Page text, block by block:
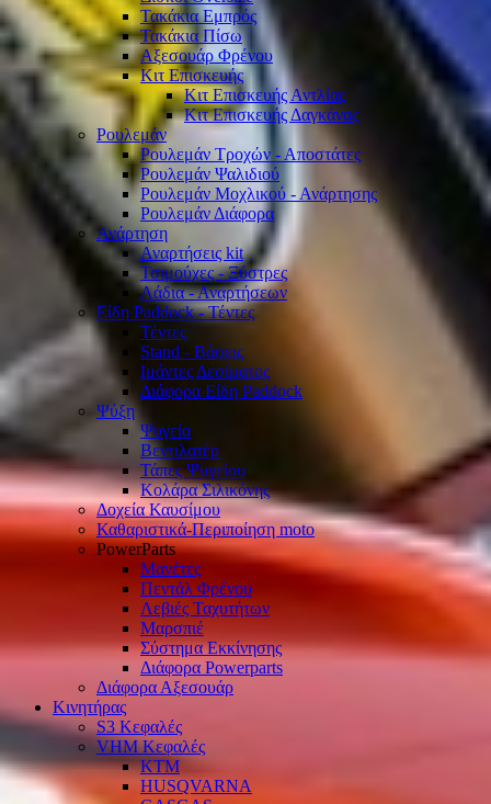
Τακάκια Εμπρός
Τακάκια Πίσω
Αξεσουάρ Φρένου
Κιτ Επισκευής
Κιτ Επισκευής Αντλίας
Κιτ Επισκευής Δαγκάνας
Ρουλεμάν
Ρουλεμάν Τροχών - Αποστάτες
Ρουλεμάν Ψαλιδιού
Ρουλεμάν Μοχλικού - Ανάρτησης
Ρουλεμάν Διάφορα
Ανάρτηση
Αναρτήσεις kit
Τσιμούχες - Ξύστρες
Λάδια - Αναρτήσεων
Είδη Paddock - Τέντες
Τέντες
Stand - Βάσεις
Ιμάντες Δεσίματος
Διάφορα Είδη Paddock
Ψύξη
Ψυγεία
Βεντιλατέρ
Τάπες Ψυγείου
Κολάρα Σιλικόνης
Δοχεία Καυσίμου
Καθαριστικά-Περιποίηση moto
PowerParts
Μανέτες
Πεντάλ Φρένου
Λεβιές Ταχυτήτων
Μαρσπιέ
Σύστημα Εκκίνησης
Διάφορα Powerparts
Διάφορα Αξεσουάρ
Κινητήρας
S3 Κεφαλές
VHM Κεφαλές
KTM
HUSQVARNA